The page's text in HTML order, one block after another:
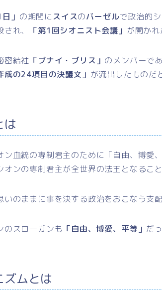
」 の期間に スイスのバーゼルで政治的
れ、 「第1回シオニスト会議」 が開かれ
密結社 「ブナイ・ブリス」 のメンバーで
成の24項目の決議文」 が流出したものだ
は
ン血統の専制君主のために「自由、博愛
オンの専制君主が全世界の法王となるこ
のままに事を決する政治をおこなう支
のスローガンも 「自由、博愛、平等」 だ
ズムとは